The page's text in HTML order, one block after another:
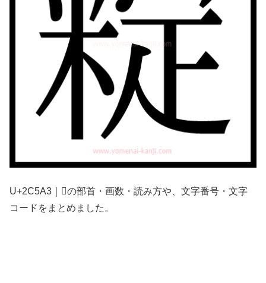
U+2C5A3｜𬖣の部首・画数・読み方や、文字番号・文字
コードをまとめました。